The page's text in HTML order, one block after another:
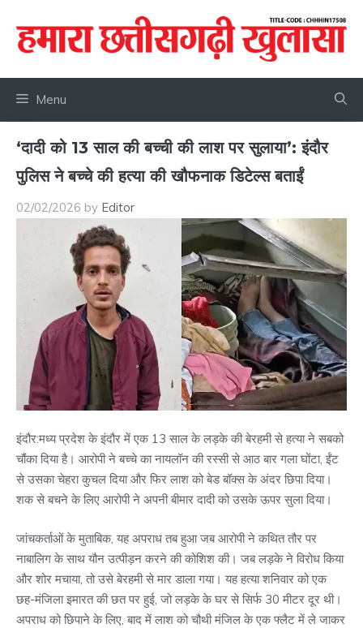
content
Menu
‘दादी को 13 साल की बच्ची की लाश पर सुलाया’: इंदौर
पुलिस ने बच्चे की हत्या की खौफनाक डिटेल्स बताईं
02/02/2026 by Editor
इंदौर:मध्य प्रदेश के इंदौर में एक 13 साल के लड़के की बेरहमी से हत्या ने सबको
चौंका दिया है। आरोपी ने बच्चे का नायलॉन की रस्सी से आठ बार गला घोंटा, ईंट
से उसका चेहरा कुचल दिया और फिर लाश को बेड बॉक्स के अंदर छिपा दिया।
शक से बचने के लिए आरोपी ने अपनी बीमार दादी को उसके ऊपर सुला दिया।
जांचकर्ताओं के मुताबिक, यह अपराध तब हुआ जब आरोपी ने कथित तौर पर
नाबालिग के साथ यौन उत्पीड़न करने की कोशिश की। जब लड़के ने विरोध किया
और शोर मचाया, तो उसे बेरहमी से मार डाला गया। यह हत्या शनिवार को एक
छह-मंजिला इमारत की छत पर हुई, जो लड़के के घर से सिर्फ 30 मीटर दूर थी।
अपराध को छिपाने के लिए, बाद में लाश को चौथी मंजिल के एक फ्लैट में ले जाकर